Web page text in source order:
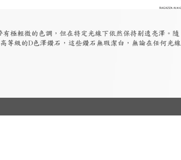
極輕微的色調，但在特定光線下依然保持剔透亮澤。隨
等級的D色澤鑽石，這些鑽石無瑕潔白，無論在任何光線